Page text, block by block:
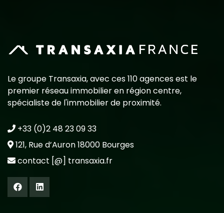
Le groupe Transaxia, avec ces 110 agences est le
premier réseau immobilier en région centre,
spécialiste de l'immobilier de proximité.
+33 (0)2 48 23 09 33
121, Rue d’Auron 18000 Bourges
contact [@] transaxia.fr